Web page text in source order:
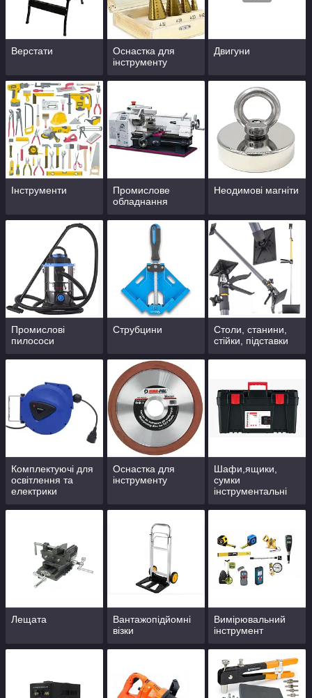
Верстати
Оснастка для
інструменту
Двигуни
Інструменти
Промислове
обладнання
Неодимові магніти
Промислові
пилососи
Струбцини
Столи, станини,
стійки, підставки
Комплектуючі для
освітлення та
електрики
Оснастка для
інструменту
Шафи,ящики,
сумки
інструментальні
Лещата
Вантажопідйомні
візки
Вимірювальний
інструмент